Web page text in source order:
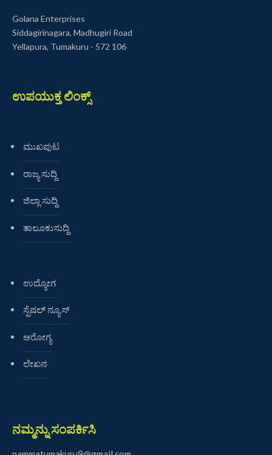
Golana Enterprises
Siddagirinagara, Madhugiri Road
Yellapura, Tumakuru - 572 106
ಉಪಯುಕ್ತ ಲಿಂಕ್ಸ್
ಮುಖಪುಟ
ರಾಜ್ಯ ಸುದ್ದಿ
ಜಿಲ್ಲಾ ಸುದ್ದಿ
ತಾಲೂಕುಸುದ್ದಿ
ಉದ್ಯೋಗ
ಸ್ಪೆಷಲ್ ನ್ಯೂಸ್
ಆರೋಗ್ಯ
ಲೇಖನ
ನಮ್ಮನ್ನು ಸಂಪರ್ಕಿಸಿ